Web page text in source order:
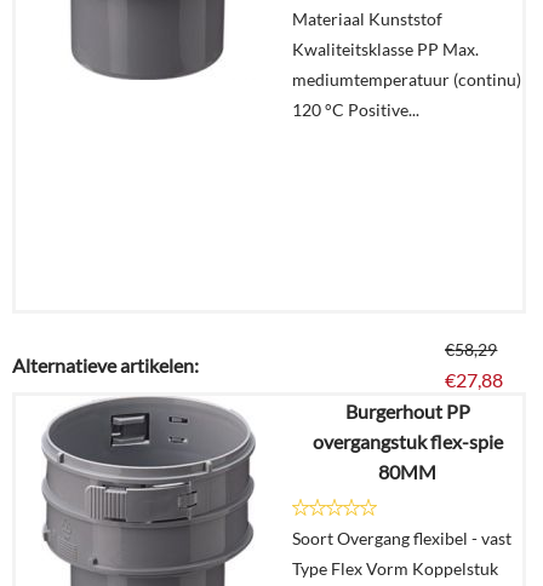
Materiaal Kunststof
Kwaliteitsklasse PP Max.
mediumtemperatuur (continu)
120 °C Positive...
€58,29
€27,88
Details
winkelmand
Alternatieve artikelen:
Burgerhout PP
overgangstuk flex-spie
80MM
Soort Overgang flexibel - vast
Type Flex Vorm Koppelstuk